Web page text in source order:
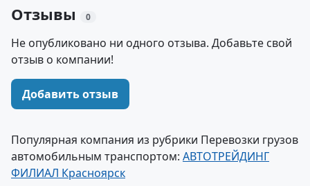
Отзывы 0
Не опубликовано ни одного отзыва. Добавьте свой
отзыв о компании!
Добавить отзыв
Популярная компания из рубрики Перевозки грузов
автомобильным транспортом: АВТОТРЕЙДИНГ
ФИЛИАЛ Красноярск